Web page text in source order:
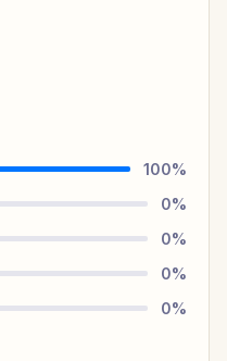
100%
0%
0%
0%
0%